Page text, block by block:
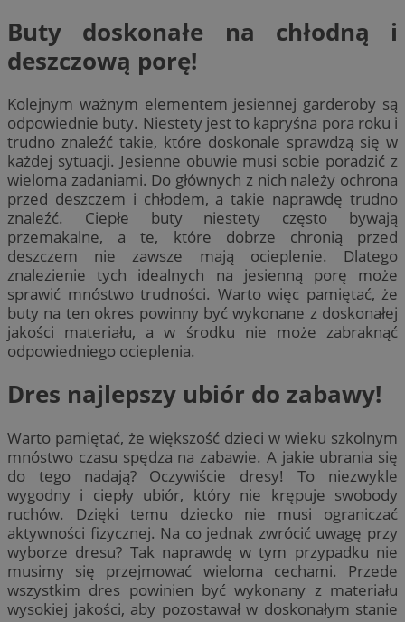
Buty doskonałe na chłodną i
deszczową porę!
Kolejnym ważnym elementem jesiennej garderoby są
odpowiednie buty. Niestety jest to kapryśna pora roku i
trudno znaleźć takie, które doskonale sprawdzą się w
każdej sytuacji. Jesienne obuwie musi sobie poradzić z
wieloma zadaniami. Do głównych z nich należy ochrona
przed deszczem i chłodem, a takie naprawdę trudno
znaleźć. Ciepłe buty niestety często bywają
przemakalne, a te, które dobrze chronią przed
deszczem nie zawsze mają ocieplenie. Dlatego
znalezienie tych idealnych na jesienną porę może
sprawić mnóstwo trudności. Warto więc pamiętać, że
buty na ten okres powinny być wykonane z doskonałej
jakości materiału, a w środku nie może zabraknąć
odpowiedniego ocieplenia.
Dres najlepszy ubiór do zabawy!
Warto pamiętać, że większość dzieci w wieku szkolnym
mnóstwo czasu spędza na zabawie. A jakie ubrania się
do tego nadają? Oczywiście dresy! To niezwykle
wygodny i ciepły ubiór, który nie krępuje swobody
ruchów. Dzięki temu dziecko nie musi ograniczać
aktywności fizycznej. Na co jednak zwrócić uwagę przy
wyborze dresu? Tak naprawdę w tym przypadku nie
musimy się przejmować wieloma cechami. Przede
wszystkim dres powinien być wykonany z materiału
wysokiej jakości, aby pozostawał w doskonałym stanie